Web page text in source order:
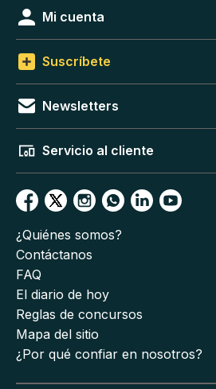
Mi cuenta
Suscríbete
Newsletters
Servicio al cliente
¿Quiénes somos?
Contáctanos
FAQ
El diario de hoy
Reglas de concursos
Mapa del sitio
¿Por qué confiar en nosotros?